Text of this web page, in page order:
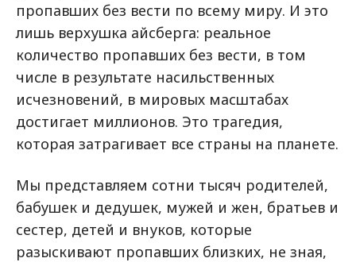
пропавших без вести по всему миру. И это
лишь верхушка айсберга: реальное
количество пропавших без вести, в том
числе в результате насильственных
исчезновений, в мировых масштабах
достигает миллионов. Это трагедия,
которая затрагивает все страны на планете.
Мы представляем сотни тысяч родителей,
бабушек и дедушек, мужей и жен, братьев и
сестер, детей и внуков, которые
разыскивают пропавших близких, не зная,